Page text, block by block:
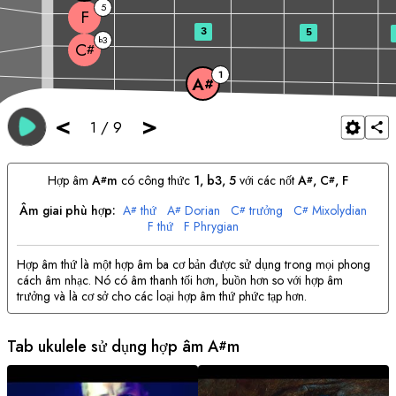
< 1 / 9 >
A# 1
C#
b3
F 5
3 5
Hợp âm A#m có công thức 1, b3, 5 với các nốtA#, C#, F
Âm giai phù hợp: A# thứ A# Dorian C# trưởng C# Mixolydian
F thứ F Phrygian
Hợp âm thứ là một hợp âm ba cơ bản được sử dụng trong mọi phong
cách âm nhạc. Nó có âm thanh tối hơn, buồn hơn so với hợp âm
trưởng và là cơ sở cho các loại hợp âm thứ phức tạp hơn.
Tab ukulele sử dụng hợp âm A#m